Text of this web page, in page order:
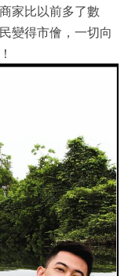
家比以前多了數
變得市儈，一切向